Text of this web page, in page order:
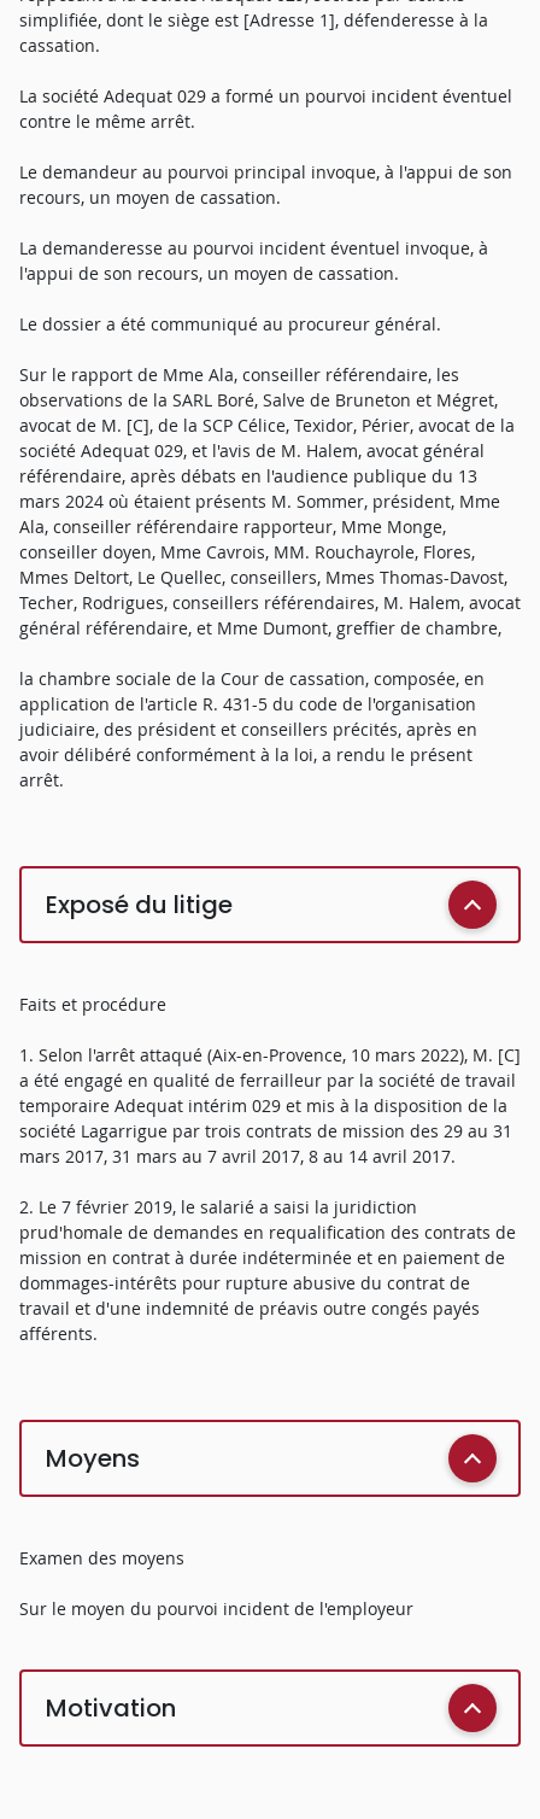
simplifiée, dont le siège est [Adresse 1], défenderesse à la
cassation.
La société Adequat 029 a formé un pourvoi incident éventuel
contre le même arrêt.
Le demandeur au pourvoi principal invoque, à l'appui de son
recours, un moyen de cassation.
La demanderesse au pourvoi incident éventuel invoque, à
l'appui de son recours, un moyen de cassation.
Le dossier a été communiqué au procureur général.
Sur le rapport de Mme Ala, conseiller référendaire, les
observations de la SARL Boré, Salve de Bruneton et Mégret,
avocat de M. [C], de la SCP Célice, Texidor, Périer, avocat de la
société Adequat 029, et l'avis de M. Halem, avocat général
référendaire, après débats en l'audience publique du 13
mars 2024 où étaient présents M. Sommer, président, Mme
Ala, conseiller référendaire rapporteur, Mme Monge,
conseiller doyen, Mme Cavrois, MM. Rouchayrole, Flores,
Mmes Deltort, Le Quellec, conseillers, Mmes Thomas-Davost,
Techer, Rodrigues, conseillers référendaires, M. Halem, avocat
général référendaire, et Mme Dumont, greffier de chambre,
la chambre sociale de la Cour de cassation, composée, en
application de l'article R. 431-5 du code de l'organisation
judiciaire, des président et conseillers précités, après en
avoir délibéré conformément à la loi, a rendu le présent
arrêt.
Exposé du litige
Faits et procédure
1. Selon l'arrêt attaqué (Aix-en-Provence, 10 mars 2022), M. [C]
a été engagé en qualité de ferrailleur par la société de travail
temporaire Adequat intérim 029 et mis à la disposition de la
société Lagarrigue par trois contrats de mission des 29 au 31
mars 2017, 31 mars au 7 avril 2017, 8 au 14 avril 2017.
2. Le 7 février 2019, le salarié a saisi la juridiction
prud'homale de demandes en requalification des contrats de
mission en contrat à durée indéterminée et en paiement de
dommages-intérêts pour rupture abusive du contrat de
travail et d'une indemnité de préavis outre congés payés
afférents.
Moyens
Examen des moyens
Sur le moyen du pourvoi incident de l'employeur
Motivation